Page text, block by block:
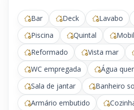
Bar Deck Lavabo
Piscina
Quintal
Reformado
Vista mar
WC empregada
Água
Sala de jantar
Banheiro
Armário embutido